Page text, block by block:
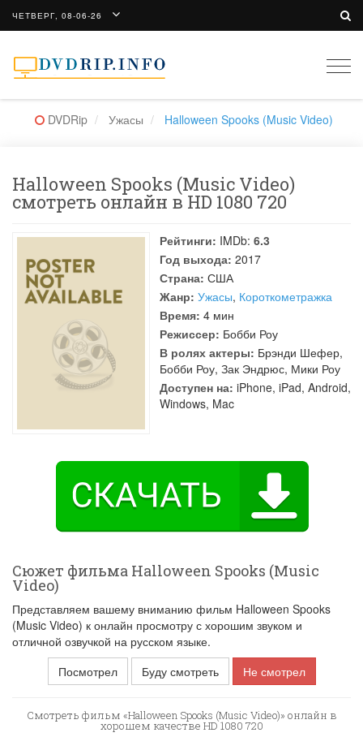
ЧЕТВЕРГ, 08-06-26
DVDRip Ужасы Halloween Spooks (Music Video)
Halloween Spooks (Music Video)
смотреть онлайн в HD 1080 720
Рейтинги: IMDb: 6.3
Год выхода: 2017
Страна: США
Жанр: Ужасы, Короткометражка
Время: 4 мин
Режиссер: Бобби Роу
В ролях актеры: Брэнди Шефер,
Бобби Роу, Зак Эндрюс, Мики Роу
Доступен на: iPhone, iPad, Android,
Windows, Mac
Сюжет фильма Halloween Spooks (Music
Video)
Представляем вашему вниманию фильм Halloween Spooks
(Music Video) к онлайн просмотру с хорошим звуком и
отличной озвучкой на русском языке.
Посмотрел
Буду смотреть Не смотрел
Смотреть фильм «Halloween Spooks (Music Video)» онлайн в
хорошем качестве HD 1080 720